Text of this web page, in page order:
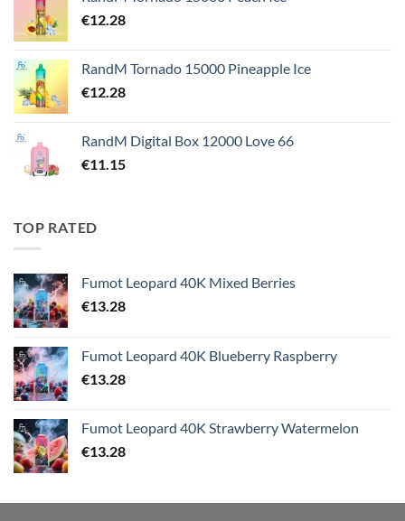
€12.28
RandM Tornado 15000 Pineapple Ice
€12.28
RandM Digital Box 12000 Love 66
€11.15
TOP RATED
Fumot Leopard 40K Mixed Berries
€13.28
Fumot Leopard 40K Blueberry Raspberry
€13.28
Fumot Leopard 40K Strawberry Watermelon
€13.28